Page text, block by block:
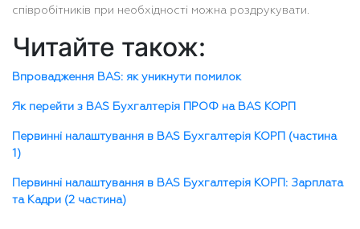
співробітників при необхідності можна роздрукувати.
Читайте також:
Впровадження BAS: як уникнути помилок
Як перейти з BAS Бухгалтерія ПРОФ на BAS КОРП
Первинні налаштування в BAS Бухгалтерія КОРП (частина
1)
Первинні налаштування в BAS Бухгалтерія КОРП: Зарплата
та Кадри (2 частина)